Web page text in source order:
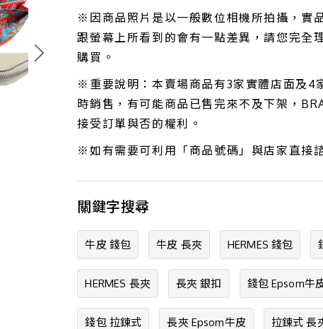
※因商品照片是以一般數位相機所拍攝，實
跟螢幕上所看到的會有一點差異，請您完全
購買。
※重要說明：本賣場商品有3家實體店面及4
時銷售，有可能商品已售完來不及下架，
接受訂單與否的權利。
※如有需要可利用「商品號碼」與店家直接
關鍵字搜尋
牛皮 錢包 牛皮 長夾 HERMES 錢包
HERMES 長夾 長夾 銀扣 錢包 Epsom牛
錢包 拉鍊式 長夾 Epsom牛皮 拉鍊式 長